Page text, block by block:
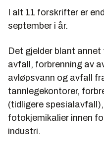
I alt 11 forskrifter er
september i år.
Det gjelder blant
avfall, forbrenning av
avløpsvann og avfall
tannlegekontorer,
(tidligere
fotokjemikalier innen
industri.